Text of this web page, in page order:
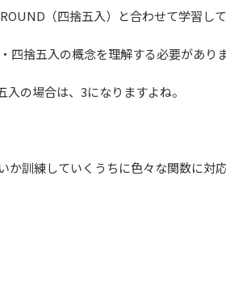
（四捨五入）と合わせて学習して
捨五入の概念を理解する必要がありま
の場合は、3になりますよね。
か訓練していくうちに色々な関数に対